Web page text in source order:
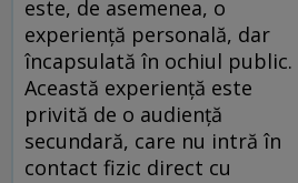
este, de asemenea, o
experiență personală, dar
încapsulată în ochiul public.
Această experiență este
privită de o audiență
secundară, care nu intră în
contact fizic direct cu